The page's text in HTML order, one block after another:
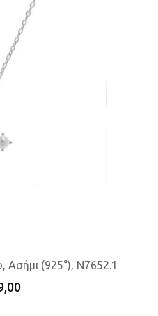
Καλάθι
Ασήμι (925°), N7652.1